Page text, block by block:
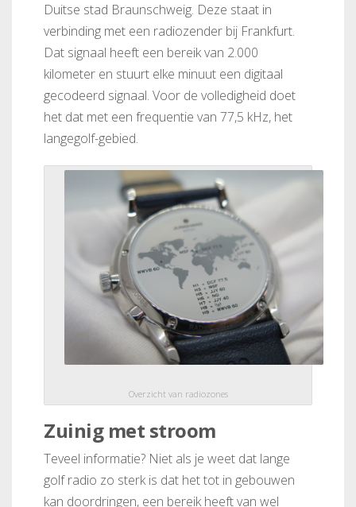
Duitse stad Braunschweig. Deze staat in
verbinding met een radiozender bij Frankfurt.
Dat signaal heeft een bereik van 2.000
kilometer en stuurt elke minuut een digitaal
gecodeerd signaal. Voor de volledigheid doet
het dat met een frequentie van 77,5 kHz, het
langegolf-gebied.
Overzicht van radiozones
Zuinig met stroom
Teveel informatie? Niet als je weet dat lange
golf radio zo sterk is dat het tot in gebouwen
kan doordringen, een bereik heeft van wel